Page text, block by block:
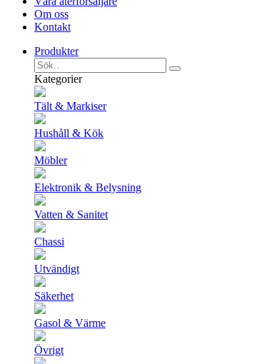
Om oss
Kontakt
Produkter
Kategorier
Tält & Markiser
Hushåll & Kök
Möbler
Elektronik & Belysning
Vatten & Sanitet
Chassi
Utvändigt
Säkerhet
Gasol & Värme
Övrigt